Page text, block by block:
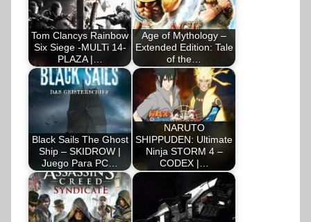
Tom Clancys Rainbow
Six Siege -MULTi 14-
PLAZA |…
Age of Mythology –
Extended Edition: Tale
of the…
Black Sails The Ghost
Ship – SKIDROW |
Juego Para PC…
NARUTO
SHIPPUDEN: Ultimate
Ninja STORM 4 –
CODEX |…